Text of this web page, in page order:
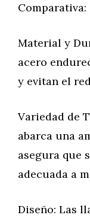
Comparativa:
Material y
acero
y evitan el
Variedad de
abarca una
asegura que
adecuada a
Diseño: Las